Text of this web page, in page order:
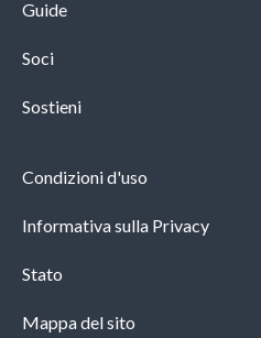
Guide
Soci
Sostieni
Condizioni d'uso
Informativa sulla Privacy
Stato
Mappa del sito